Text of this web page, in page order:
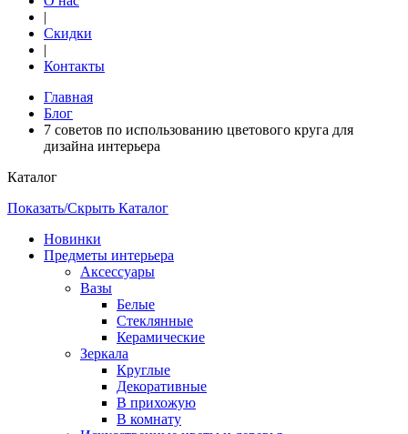
|
Скидки
|
Контакты
Главная
Блог
7 советов по использованию цветового круга для
дизайна интерьера
Каталог
Показать/Скрыть Каталог
Новинки
Предметы интерьера
Аксессуары
Вазы
Белые
Стеклянные
Керамические
Зеркала
Круглые
Декоративные
В прихожую
В комнату